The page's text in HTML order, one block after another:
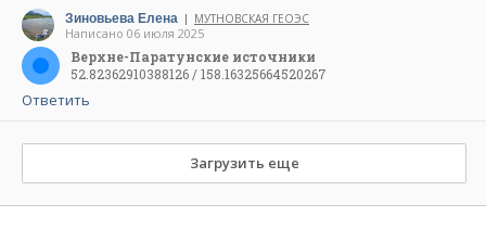
Зиновьева Елена | МУТНОВСКАЯ ГЕОЭС
Написано 06 июля 2025
Верхне-Паратунские источники
52.82362910388126 / 158.16325664520267
Ответить
Загрузить еще